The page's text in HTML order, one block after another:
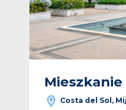
Costa del Sol,